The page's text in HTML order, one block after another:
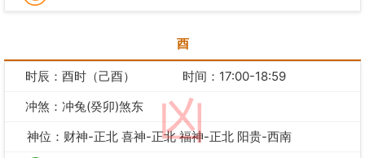
酉
凶
时辰：酉时（己酉）
时间：17:00-18:59
冲煞：冲兔(癸卯)煞东
神位：财神-正北 喜神-正北 福神-正北 阳贵-西南